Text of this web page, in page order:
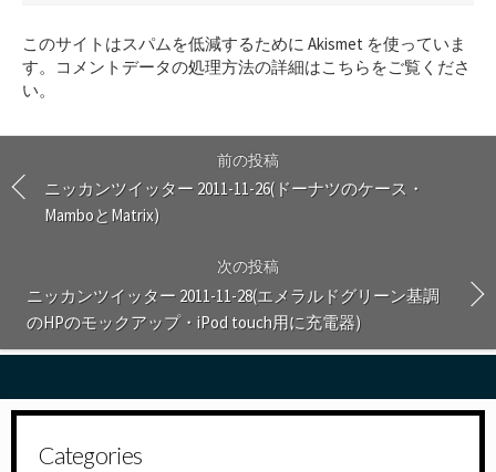
す
る
このサイトはスパムを低減するために Akismet を使っていま
す。
コメントデータの処理方法の詳細はこちらをご覧くださ
い。
前の投稿
ニッカンツイッター 2011-11-26(ドーナツのケース・
MamboとMatrix)
次の投稿
ニッカンツイッター 2011-11-28(エメラルドグリーン基調
のHPのモックアップ・iPod touch用に充電器)
Categories